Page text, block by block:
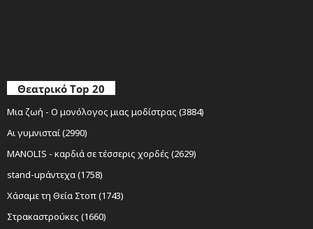
Θεατρικό Top 20
Μια ζωή - Ο μονόλογος μιας μοδίστρας (3884)
Αι γυμνισταί (2990)
MANOLIS - καρδιά σε τέσσερις χορδές (2629)
stand-upάντεχα (1758)
Χάσαμε τη Θεία Στοπ (1743)
Στρακαστρούκες (1660)